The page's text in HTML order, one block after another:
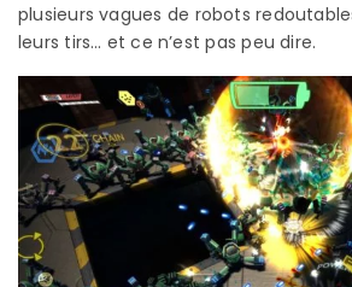
plusieurs vagues de robots
leurs tirs… et ce n’est pas peu dire.